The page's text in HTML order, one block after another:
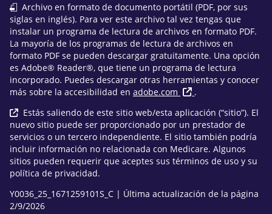
Archivo en formato de documento portátil (PDF, por sus
siglas en inglés). Para ver este archivo tal vez tengas que
instalar un programa de lectura de archivos en formato PDF.
La mayoría de los programas de lectura de archivos en
formato PDF se pueden descargar gratuitamente. Una opción
es Adobe® Reader®, que tiene un programa de lectura
incorporado. Puedes descargar otras herramientas y conocer
más sobre la accesibilidad en adobe.com
.
Estás saliendo de este sitio web/esta aplicación (“sitio”). El
nuevo sitio puede ser proporcionado por un prestador de
servicios o un tercero independiente. El sitio también podría
incluir información no relacionada con Medicare. Algunos
sitios pueden requerir que aceptes sus términos de uso y su
política de privacidad.
Y0036_25_1671259101S_C | Última actualización de la página
2/9/2026